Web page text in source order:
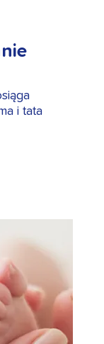
i tata